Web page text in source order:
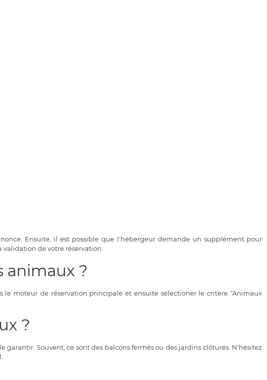
Ensuite, il est possible que l'hébergeur demande un supplément pour
de votre réservation.
animaux ?
moteur de réservation principale et ensuite sélectioner le critère "Animaux
?
Souvent, ce sont des balcons fermés ou des jardins clôturés. N'hésitez